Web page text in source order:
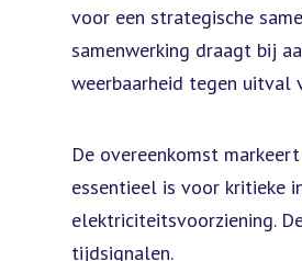
voor een strategische
samenwerking draagt bij
weerbaarheid tegen uitval
De overeenkomst
essentieel is voor kritieke
elektriciteitsvoorziening.
tijdsignalen.